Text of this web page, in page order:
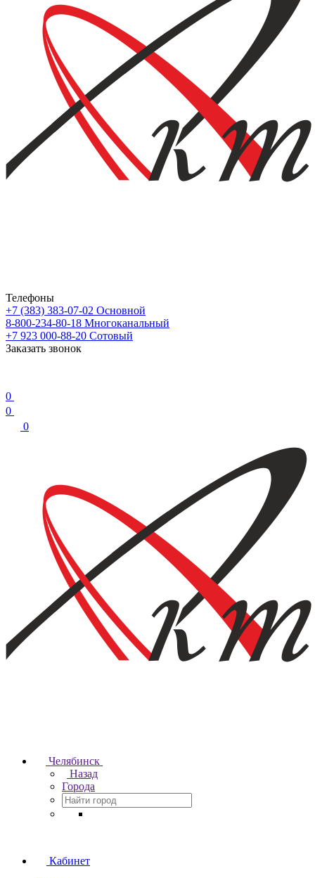
Телефоны
+7 (383) 383-07-02 Основной
8-800-234-80-18 Многоканальный
+7 923 000-88-20 Сотовый
Заказать звонок
0
0
0
Челябинск
Назад
Города
Кабинет